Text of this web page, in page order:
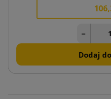
−
Dodaj